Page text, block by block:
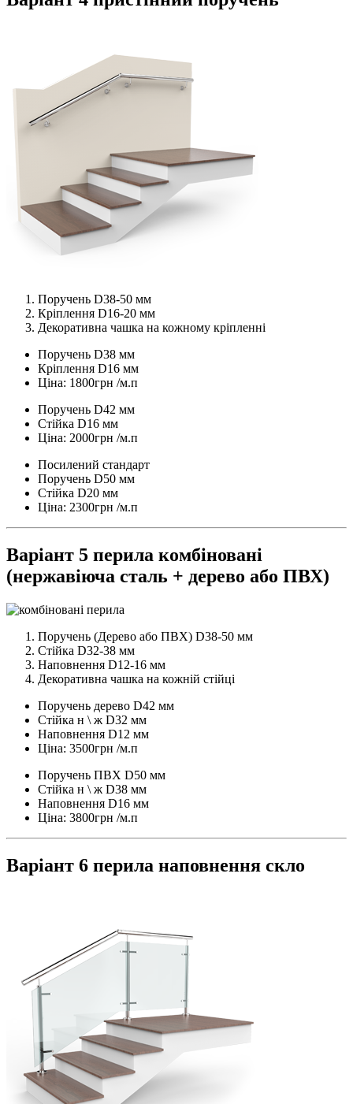
Поручень D38-50 мм
Кріплення D16-20 мм
Декоративна чашка на кожному кріпленні
Поручень D38 мм
Кріплення D16 мм
Ціна: 1800грн /м.п
Поручень D42 мм
Стійка D16 мм
Ціна: 2000грн /м.п
Посилений стандарт
Поручень D50 мм
Стійка D20 мм
Ціна: 2300грн /м.п
Варіант 5 перила комбіновані
(нержавіюча сталь + дерево або ПВХ)
Поручень (Дерево або ПВХ) D38-50 мм
Стійка D32-38 мм
Наповнення D12-16 мм
Декоративна чашка на кожній стійці
Поручень дерево D42 мм
Стійка н \ ж D32 мм
Наповнення D12 мм
Ціна: 3500грн /м.п
Поручень ПВХ D50 мм
Стійка н \ ж D38 мм
Наповнення D16 мм
Ціна: 3800грн /м.п
Варіант 6 перила наповнення скло